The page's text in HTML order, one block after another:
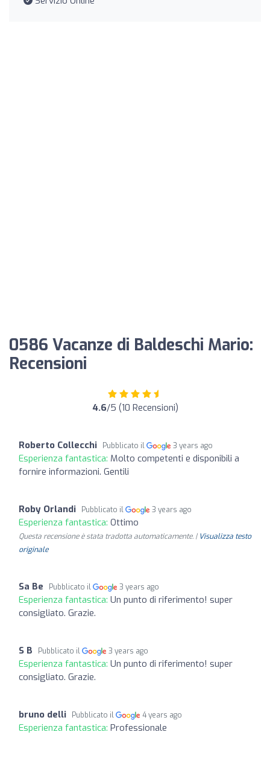
0586 Vacanze di Baldeschi Mario:
Recensioni
4.6/5 (10 Recensioni)
Roberto Collecchi Pubblicato il 3 years ago
Esperienza fantastica: Molto competenti e disponibili a
fornire informazioni. Gentili
Roby Orlandi Pubblicato il 3 years ago
Esperienza fantastica: Ottimo
Questa recensione è stata tradotta automaticamente. | Visualizza testo
originale
Sa Be Pubblicato il 3 years ago
Esperienza fantastica: Un punto di riferimento! super
consigliato. Grazie.
S B Pubblicato il 3 years ago
Esperienza fantastica: Un punto di riferimento! super
consigliato. Grazie.
bruno delli Pubblicato il 4 years ago
Esperienza fantastica: Professionale